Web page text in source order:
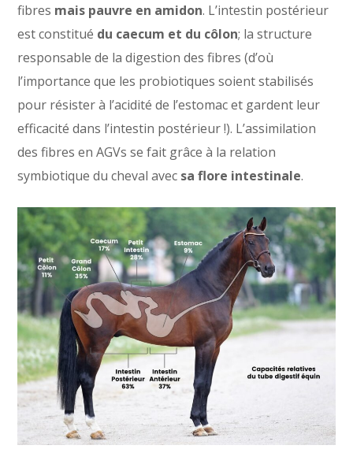
fibres mais pauvre en amidon. L’intestin postérieur
est constitué du caecum et du côlon; la structure
responsable de la digestion des fibres (d’où
l’importance que les probiotiques soient stabilisés
pour résister à l’acidité de l’estomac et gardent leur
efficacité dans l’intestin postérieur !). L’assimilation
des fibres en AGVs se fait grâce à la relation
symbiotique du cheval avec sa flore intestinale.